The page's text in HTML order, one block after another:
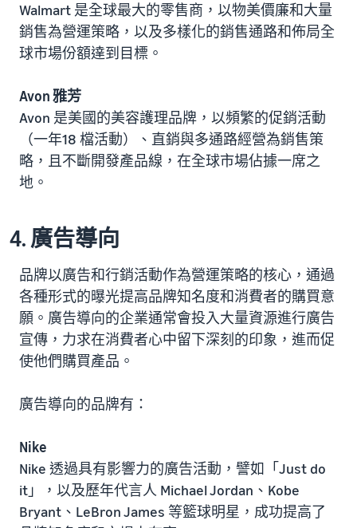
Walmart 是全球最大的零售商，以物美價廉和大量
銷售為營運策略，以及多樣化的銷售通路和佈局全
球市場份額達到目標。
Avon 雅芳
Avon 是美國的美容護理品牌，以頻繁的促銷活動
（一年18 檔活動）、直銷與多通路經營為銷售策
略，且不斷開發產品線，在全球市場佔據一席之
地。
4. 廣告導向
品牌以廣告和行銷活動作為營運策略的核心，通過
各種形式的曝光提高品牌知名度和消費者的購買意
願。廣告導向的企業通常會投入大量資源進行廣告
宣傳，力求在消費者心中留下深刻的印象，進而促
使他們購買產品。
廣告導向的品牌有：
Nike
Nike 透過具有影響力的廣告活動，譬如「Just do
it」，以及歷年代言人 Michael Jordan、Kobe
Bryant、LeBron James 等籃球明星，成功提高了